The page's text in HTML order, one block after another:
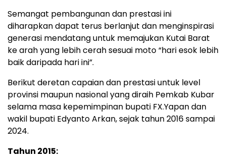
Semangat pembangunan dan prestasi ini
diharapkan dapat terus berlanjut dan menginspirasi
generasi mendatang untuk memajukan Kutai Barat
ke arah yang lebih cerah sesuai moto “hari esok lebih
baik daripada hari ini”.
Berikut deretan capaian dan prestasi untuk level
provinsi maupun nasional yang diraih Pemkab Kubar
selama masa kepemimpinan bupati FX.Yapan dan
wakil bupati Edyanto Arkan, sejak tahun 2016 sampai
2024.
Tahun 2015: